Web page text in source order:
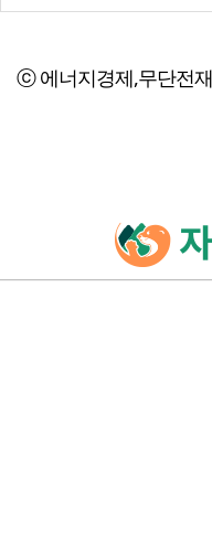
ⓒ 에너지경제,무단전